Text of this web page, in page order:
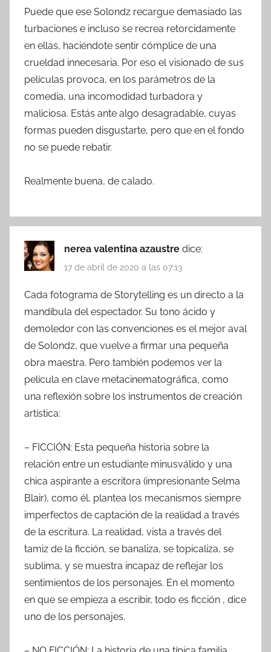
Puede que ese Solondz recargue demasiado las
turbaciones e incluso se recrea retorcidamente
en ellas, haciéndote sentir cómplice de una
crueldad innecesaria. Por eso el visionado de sus
películas provoca, en los parámetros de la
comedia, una incomodidad turbadora y
maliciosa. Estás ante algo desagradable, cuyas
formas pueden disgustarte, pero que en el fondo
no se puede rebatir.
Realmente buena, de calado.
nerea valentina azaustre dice:
17 de abril de 2020 a las 07:13
Cada fotograma de Storytelling es un directo a la
mandíbula del espectador. Su tono ácido y
demoledor con las convenciones es el mejor aval
de Solondz, que vuelve a firmar una pequeña
obra maestra. Pero también podemos ver la
película en clave metacinematográfica, como
una reflexión sobre los instrumentos de creación
artística:
– FICCIÓN: Esta pequeña historia sobre la
relación entre un estudiante minusválido y una
chica aspirante a escritora (impresionante Selma
Blair), como él, plantea los mecanismos siempre
imperfectos de captación de la realidad a través
de la escritura. La realidad, vista a través del
tamiz de la ficción, se banaliza, se topicaliza, se
sublima, y se muestra incapaz de reflejar los
sentimientos de los personajes. En el momento
en que se empieza a escribir, todo es ficción , dice
uno de los personajes.